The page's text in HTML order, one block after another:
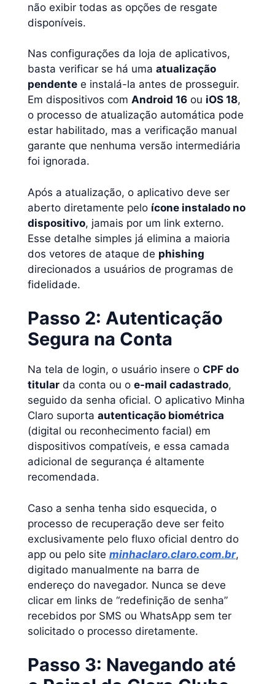
não exibir todas as opções de resgate
disponíveis.
Nas configurações da loja de aplicativos,
basta verificar se há uma atualização
pendente e instalá-la antes de prosseguir.
Em dispositivos com Android 16 ou iOS 18,
o processo de atualização automática pode
estar habilitado, mas a verificação manual
garante que nenhuma versão intermediária
foi ignorada.
Após a atualização, o aplicativo deve ser
aberto diretamente pelo ícone instalado no
dispositivo, jamais por um link externo.
Esse detalhe simples já elimina a maioria
dos vetores de ataque de phishing
direcionados a usuários de programas de
fidelidade.
Passo 2: Autenticação
Segura na Conta
Na tela de login, o usuário insere o CPF do
titular da conta ou o e-mail cadastrado,
seguido da senha oficial. O aplicativo Minha
Claro suporta autenticação biométrica
(digital ou reconhecimento facial) em
dispositivos compatíveis, e essa camada
adicional de segurança é altamente
recomendada.
Caso a senha tenha sido esquecida, o
processo de recuperação deve ser feito
exclusivamente pelo fluxo oficial dentro do
app ou pelo site minhaclaro.claro.com.br,
digitado manualmente na barra de
endereço do navegador. Nunca se deve
clicar em links de “redefinição de senha”
recebidos por SMS ou WhatsApp sem ter
solicitado o processo diretamente.
Passo 3: Navegando até